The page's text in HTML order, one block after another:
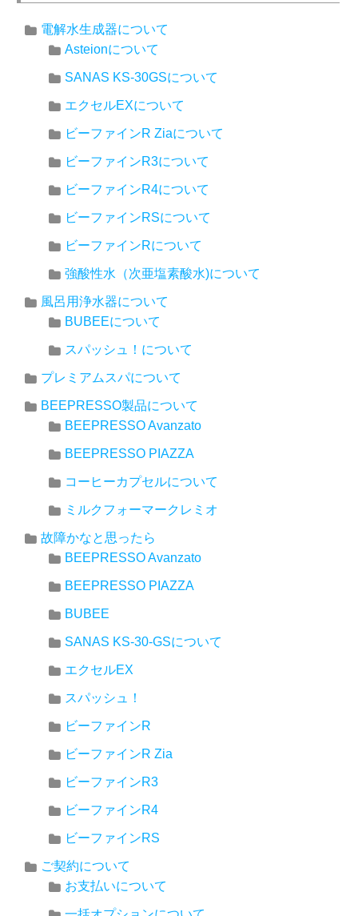
電解水生成器について
Asteionについて
SANAS KS-30GSについて
エクセルEXについて
ビーファインR Ziaについて
ビーファインR3について
ビーファインR4について
ビーファインRSについて
ビーファインRについて
強酸性水（次亜塩素酸水)について
風呂用浄水器について
BUBEEについて
スパッシュ！について
プレミアムスパについて
BEEPRESSO製品について
BEEPRESSO Avanzato
BEEPRESSO PIAZZA
コーヒーカプセルについて
ミルクフォーマークレミオ
故障かなと思ったら
BEEPRESSO Avanzato
BEEPRESSO PIAZZA
BUBEE
SANAS KS-30-GSについて
エクセルEX
スパッシュ！
ビーファインR
ビーファインR Zia
ビーファインR3
ビーファインR4
ビーファインRS
ご契約について
お支払いについて